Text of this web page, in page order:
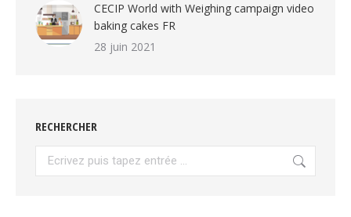
CECIP World with Weighing campaign video
baking cakes FR
28 juin 2021
RECHERCHER
Recherche